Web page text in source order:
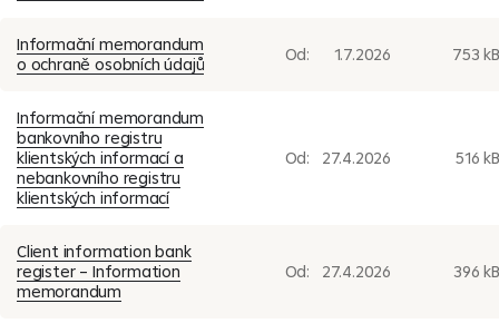
Informační memorandum
o ochraně osobních údajů
Od: 1.7.2026 753 kB
Informační memorandum
bankovního registru
klientských informací a
nebankovního registru
klientských informací
Od: 27.4.2026 516 kB
Client information bank
register – Information
memorandum
Od: 27.4.2026 396 kB